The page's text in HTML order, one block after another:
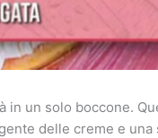
in un solo boccone.
delle creme e